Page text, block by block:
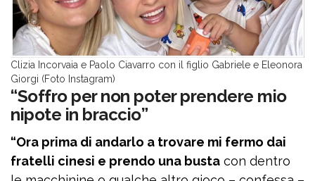
Clizia Incorvaia e Paolo Ciavarro con il figlio Gabriele e Eleonora
Giorgi (Foto Instagram)
“Soffro per non poter prendere mio
nipote in braccio”
“Ora prima di andarlo a trovare mi fermo dai
fratelli cinesi e prendo una busta con dentro